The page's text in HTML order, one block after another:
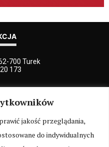
jakość przeglądania,
do indywidualnych
700 Turek
173